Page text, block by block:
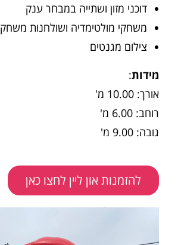
דוכני מזון ושתייה במבחר ענק
משחקי מולטימדיה ושולחנות משחק
צילום מגנטים
מידות:
אורך: 10.00 מ'
רוחב: 6.00 מ'
גובה: 9.00 מ'
להזמנות און ליין לחצו כאן